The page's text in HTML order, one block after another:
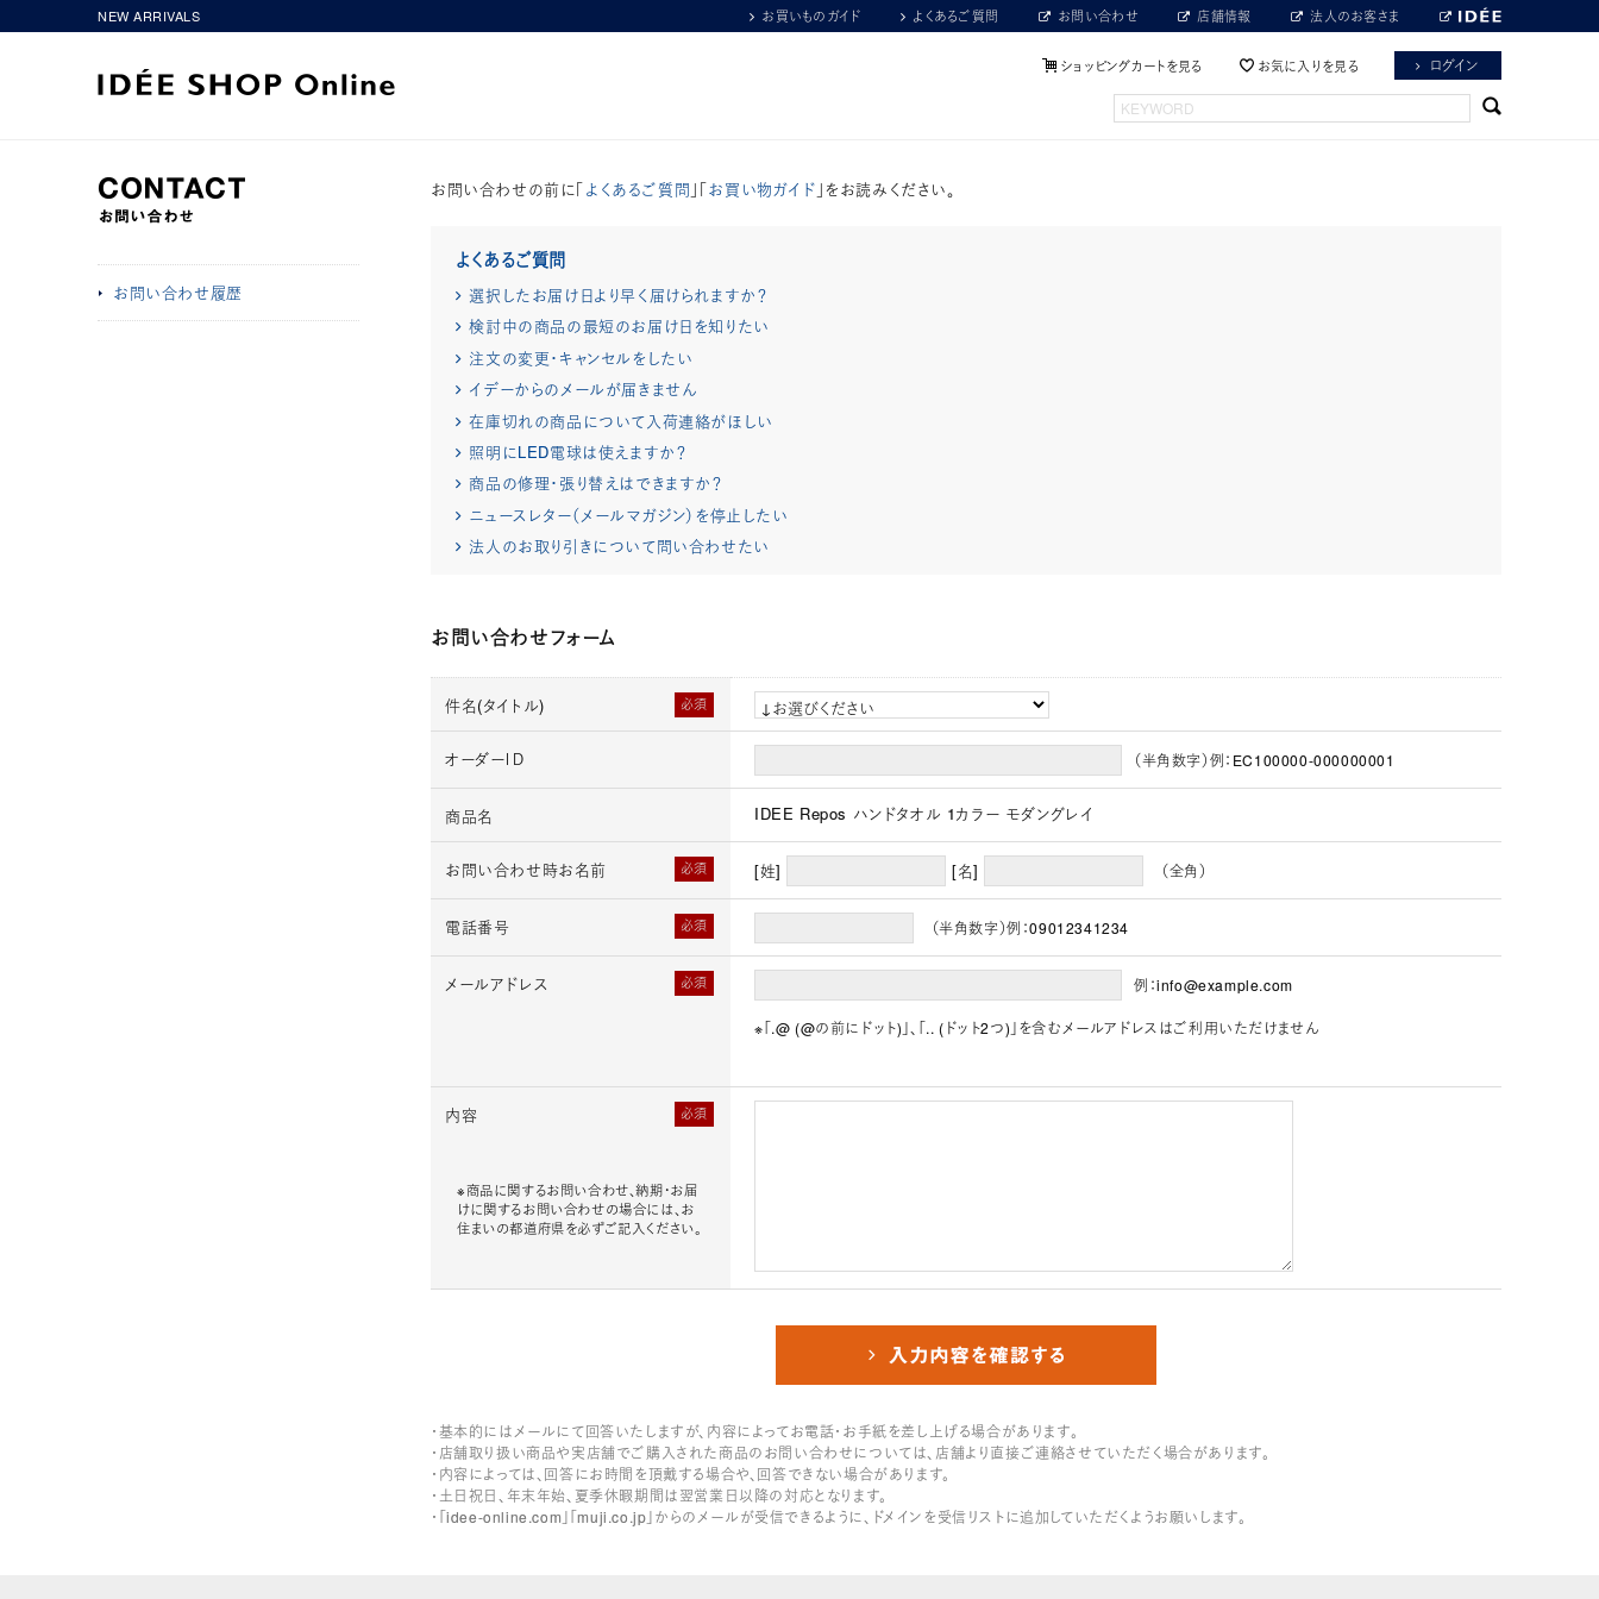
NEW ARRIVALS お買いものガイド よくあるご質問 お問い合わせ 店舗情報 法人のお客さま
ショッピングカートを見る お気に入りを見る ログイン
お問い合わせ履歴
お問い合わせの前に「よくあるご質問 」「お買い物ガイド 」をお読みください。
よくあるご質問
選択したお届け日より早く届けられますか？
検討中の商品の最短のお届け日を知りたい
注文の変更・キャンセルをしたい
イデーからのメールが届きません
在庫切れの商品について入荷連絡がほしい
照明にLED電球は使えますか？
商品の修理・張り替えはできますか？
ニュースレター（メールマガジン）を停止したい
法人のお取り引きについて問い合わせたい
お問い合わせフォーム
必須
件名(タイトル)
オーダーＩＤ （半角数字）例：EC100000-000000001
商品名 IDEE Repos ハンドタオル 1カラー モダングレイ
必須
お問い合わせ時お名前 [姓] [名] （全角）
必須
電話番号 （半角数字）例：09012341234
必須
メールアドレス 例：info@example.com
※「.@ (@の前にドット)」、「.. (ドット2つ)」を含むメールアドレスはご利用いただけません
必須
内容
※商品に関するお問い合わせ、納期・お届
けに関するお問い合わせの場合には、お
住まいの都道府県を必ずご記入ください。
・基本的にはメールにて回答いたしますが、内容によってお電話・お手紙を差し上げる場合があります。
・店舗取り扱い商品や実店舗でご購入された商品のお問い合わせについては、店舗より直接ご連絡させていただく場合があります。
・内容によっては、回答にお時間を頂戴する場合や、回答できない場合があります。
・土日祝日、年末年始、夏季休暇期間は翌営業日以降の対応となります。
・「idee-online.com」「muji.co.jp」からのメールが受信できるように、ドメインを受信リストに追加していただくようお願いします。